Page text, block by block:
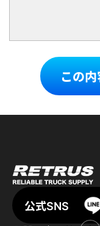
この
公式SNS